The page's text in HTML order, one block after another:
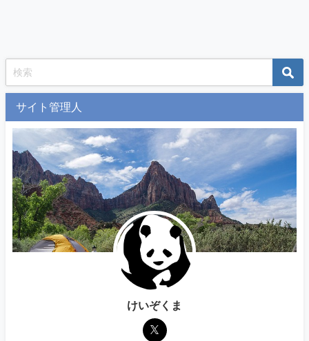
サイト管理人
けいぞくま